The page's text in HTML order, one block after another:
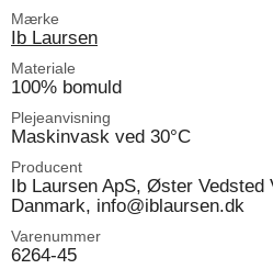
Mærke
Ib Laursen
Materiale
100% bomuld
Plejeanvisning
Maskinvask ved 30°C
Producent
Ib Laursen ApS, Øster Vedsted
Danmark, info@iblaursen.dk
Varenummer
6264-45